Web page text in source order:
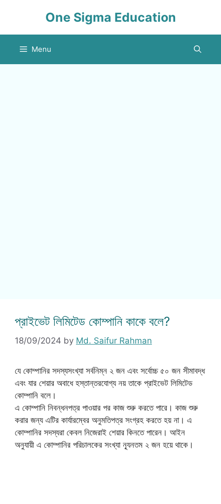
One Sigma Education
Menu
প্রাইভেট লিমিটেড কোম্পানি কাকে বলে?
18/09/2024 by Md. Saifur Rahman
যে কোম্পানির সদস্যসংখ্যা সর্বনিম্ন ২ জন এবং সর্বোচ্চ ৫০ জন সীমাবদ্ধ
এবং যার শেয়ার অবাধে হস্তান্তরযোগ্য নয় তাকে প্রাইভেট লিমিটেড
কোম্পানি বলে।
এ কোম্পানি নিবন্ধনপত্র পাওয়ার পর কাজ শুরু করতে পারে। কাজ শুরু
করার জন্য এটির কার্যারম্বের অনুমতিপত্র সংগ্রহ করতে হয় না। এ
কোম্পানির সদস্যরা কেবল নিজেরাই শেয়ার কিনতে পারেন। আইন
অনুযায়ী এ কোম্পানির পরিচালকের সংখ্যা ন্যূনতম ২ জন হয়ে থাকে।